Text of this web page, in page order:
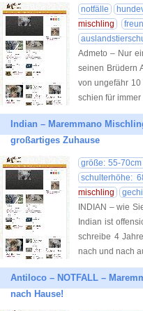
notfälle
mischling
Admeto – Nur
seinen Brüdern
von ungefähr
schien für
Indian – Maremmano
großartiges Zuhause
größe: 55-
schulterhöhe:
mischling
INDIAN – wie
Indian ist
schreibe 4
nach und nach
Antiloco – NOTFALL –
nach Hause!